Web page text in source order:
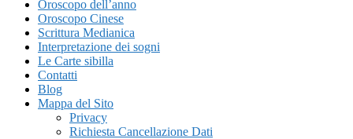
Oroscopo dell’anno
Oroscopo Cinese
Scrittura Medianica
Interpretazione dei sogni
Le Carte sibilla
Contatti
Blog
Mappa del Sito
Privacy
Richiesta Cancellazione Dati